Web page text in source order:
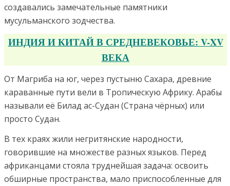
создавались замечательные памятники
мусульманского зодчества.
ИНДИЯ И КИТАЙ В СРЕДНЕВЕКОВЬЕ: V-XV
ВЕКА
От Магриба на юг, через пустыню Сахара, древние
караванные пути вели в Тропическую Африку. Арабы
называли её Билад ас-Судан (Страна чёрных) или
просто Судан.
В тех краях жили негритянские народности,
говорившие на множестве разных языков. Перед
африканцами стояла труднейшая задача: освоить
обширные пространства, мало приспособленные для